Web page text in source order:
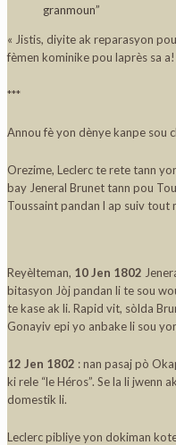
granmoun”
« Jistis, diyite ak reparasyon
fèmen kominike pou laprès sa a!
***
Annou fè yon dènye kanpe sou
Orezime, Leclerc te rete tann
bay Jeneral Brunet tann pou
Toussaint pandan l ap suiv tout
Reyèlteman, 10 Jen 1802
bitasyon Jòj pandan li te sou
te kase ak li. Rapid vit, sòlda
Gonayiv epi yo anbake li sou
12 Jen 1802 : nan pasaj pò
ki rele “le Héros”. Se la li jwenn
domestik li.
Leclerc pibliye yon dokiman